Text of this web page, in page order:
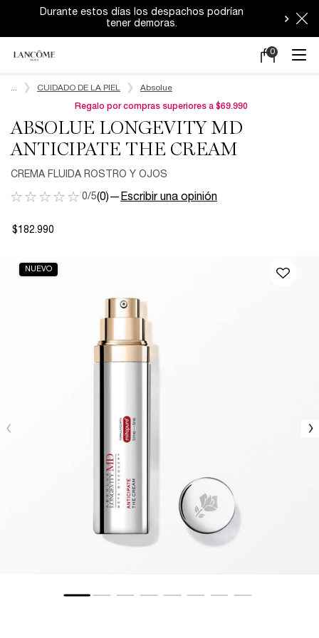
¡Lleva 2 muestras gratis en todas tus compras
y envío gratis por compras sobre $50.000!​
Mi
0
0 producto
CUIDADO DE LA PIEL Absolue
Regalo por compras superiores a $69.990
ABSOLUE LONGEVITY MD
ANTICIPATE THE CREAM
CREMA FLUIDA ROSTRO Y OJOS​
0/5(0)— Escribir una opinión
$182.990
NUEVO